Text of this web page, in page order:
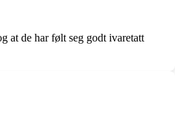
at de har følt seg godt ivaretatt